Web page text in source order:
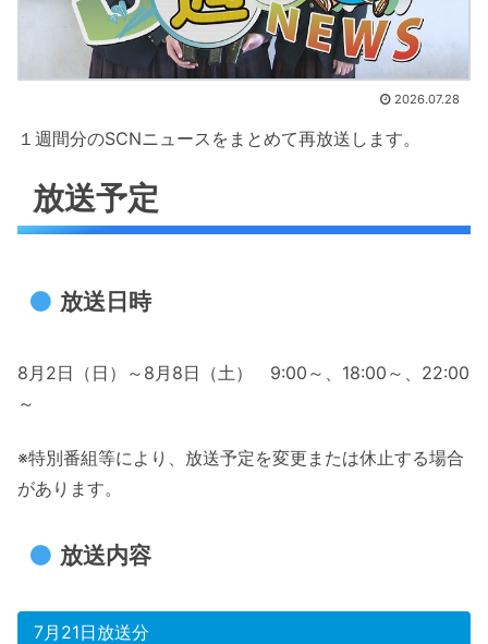
2026.07.28
１週間分のSCNニュースをまとめて再放送します。
放送予定
放送日時
8月2日（日）～8月8日（土） 9:00～、18:00～、22:00
～
※特別番組等により、放送予定を変更または休止する場合
があります。
放送内容
7月21日放送分